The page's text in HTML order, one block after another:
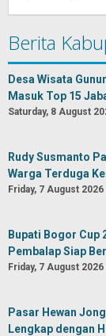
Berita
Desa Wisata
Masuk Top 15
Saturday, 8 August
Rudy Susmanto
Warga Terduga
Friday, 7 August 2026
Bupati Bogor Cup
Pembalap Siap
Friday, 7 August 2026
Pasar Hewan
Lengkap dengan